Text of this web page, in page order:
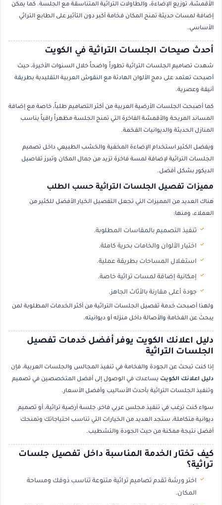
الأقمشة، توزيع الإضاءة، والطاولات التراثية المتناسقة مع الجلسة. كما يمكن
إضافة لمسات حديثة تمنح المكان فخامة أكبر دون التأثير على الطابع التراثي
الأساسي.
أحدث صيحات الجلسات التراثية في الكويت
شهدت تصاميم الجلسات التراثية تطوراً واضحاً خلال السنوات الأخيرة، حيث
أصبحت تعتمد على دمج الألوان الهادئة مع النقوش العربية التقليدية بطريقة
أنيقة وعصرية.
كما أصبحت الجلسات الأرضية العربية من أكثر التصاميم طلباً، خاصة مع إضافة
المساند المريحة والأقمشة الفاخرة التي تمنح الجلسة مظهراً راقياً يناسب
المنازل الحديثة والديوانيات الفخمة.
ويفضل الكثير استخدام الإضاءة المخفية والخشب الطبيعي داخل تصميم
الجلسات التراثية لإضافة لمسة فاخرة تزيد من جمال المكان وتبرز تفاصيل
الديكور بشكل أفضل.
مميزات تفصيل الجلسات التراثية حسب الطلب
هناك العديد من المميزات التي تجعل التفصيل الخيار الأفضل للكثير من
العملاء، ومنها:
تنفيذ التصميم بالمقاسات المطلوبة.
اختيار الألوان والخامات بحرية كاملة.
استغلال المساحات بطريقة عملية.
إمكانية إضافة لمسات تراثية خاصة.
جودة أعلى مقارنة بالأثاث الجاهز.
ولهذا أصبحت خدمة تفصيل الجلسات التراثية من أكثر الخدمات المطلوبة لمن
يبحث عن الفخامة والأصالة داخل منزله أو ديوانيته.
دليل اعلانك الكويت يوفر أفضل خدمات تفصيل
الجلسات التراثية
إذا كنت تبحث عن الجودة والفخامة في تنفيذ المجالس والجلسات العربية، فإن
دليل اعلانك الكويت يساعدك في الوصول إلى أفضل المتخصصين في تصميم
وتنفيذ الجلسات التراثية بأحدث الأساليب وأفضل الأسعار.
سواء كنت ترغب في تنفيذ مجلس عربي فاخر، جلسة أرضية تراثية، أو تصميم
ديوانية متكاملة، ستجد العديد من الخيارات التي تناسب احتياجاتك وتمنحك
أفضل نتيجة ممكنة من حيث الجودة والتشطيب.
كيف تختار الخدمة المناسبة داخل تفصيل جلسات
تراثية؟
اختر ورشة تقدم تصاميم تراثية متنوعة تناسب ذوقك ومساحة
المكان.